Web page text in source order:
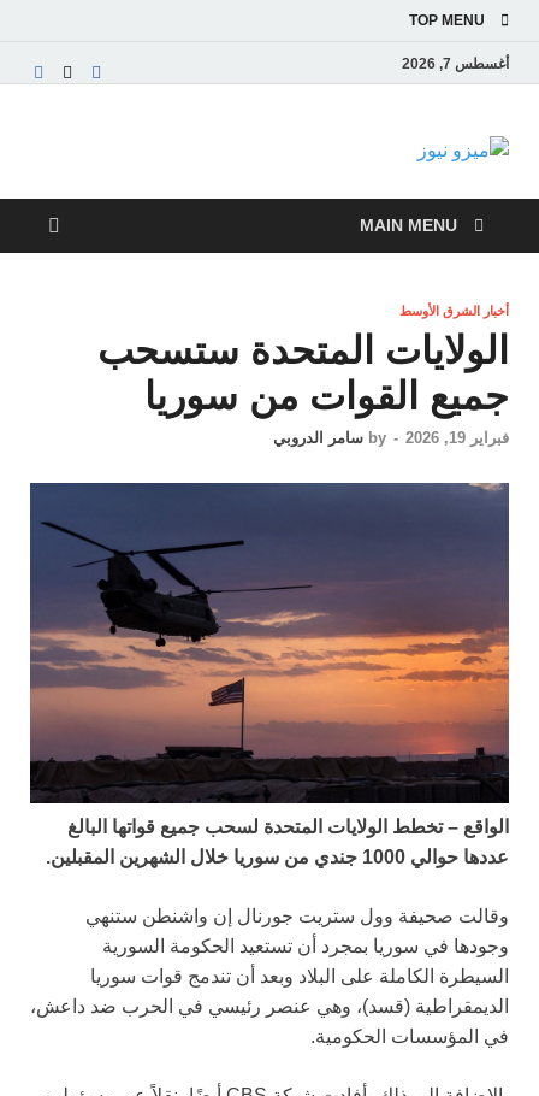
TOP MENU
أغسطس 7, 2026
ميزو نيوز
والاقتصادية
MAIN MENU
أخبار الشرق الأوسط
الولايات المتحدة ستسحب
جميع القوات من سوريا
فبراير 19, 2026 -
by سامر الدروبي
الواقع – تخطط الولايات المتحدة لسحب جميع قواتها البالغ
عددها حوالي 1000 جندي من سوريا خلال الشهرين المقبلين.
وقالت صحيفة وول ستريت جورنال إن واشنطن ستنهي
وجودها في سوريا بمجرد أن تستعيد الحكومة السورية
السيطرة الكاملة على البلاد وبعد أن تندمج قوات سوريا
الديمقراطية (قسد)، وهي عنصر رئيسي في الحرب ضد داعش،
في المؤسسات الحكومية.